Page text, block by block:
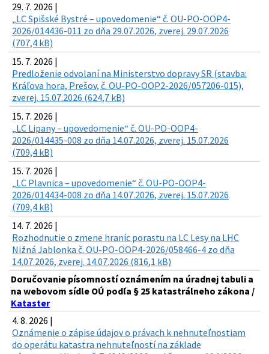
29. 7. 2026 |
„LC Spišské Bystré – upovedomenie“ č. OU-PO-OOP4-
2026/014436-011 zo dňa 29.07.2026, zverej. 29.07.2026
(707,4 kB)
15. 7. 2026 |
Predloženie odvolaní na Ministerstvo dopravy SR (stavba:
Kráľova hora, Prešov, č. OU-PO-OOP2-2026/057206-015),
zverej. 15.07.2026 (624,7 kB)
15. 7. 2026 |
„LC Lipany – upovedomenie“ č. OU-PO-OOP4-
2026/014435-008 zo dňa 14.07.2026, zverej. 15.07.2026
(709,4 kB)
15. 7. 2026 |
„LC Plavnica – upovedomenie“ č. OU-PO-OOP4-
2026/014434-008 zo dňa 14.07.2026, zverej. 15.07.2026
(709,4 kB)
14. 7. 2026 |
Rozhodnutie o zmene hraníc porastu na LC Lesy na LHC
Nižná Jablonka č. OU-PO-OOP4-2026/058466-4 zo dňa
14.07.2026, zverej. 14.07.2026 (816,1 kB)
Doručovanie písomností oznámením na úradnej tabuli a
na webovom sídle OÚ podľa § 25 katastrálneho zákona /
Kataster
4. 8. 2026 |
Oznámenie o zápise údajov o právach k nehnuteľnostiam
do operátu katastra nehnuteľností na základe